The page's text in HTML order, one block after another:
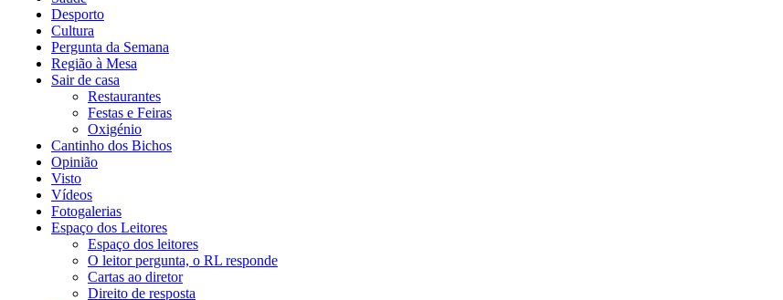
Desporto
Cultura
Pergunta da Semana
Região à Mesa
Sair de casa
Restaurantes
Festas e Feiras
Oxigénio
Cantinho dos Bichos
Opinião
Visto
Vídeos
Fotogalerias
Espaço dos Leitores
Espaço dos leitores
O leitor pergunta, o RL responde
Cartas ao diretor
Direito de resposta